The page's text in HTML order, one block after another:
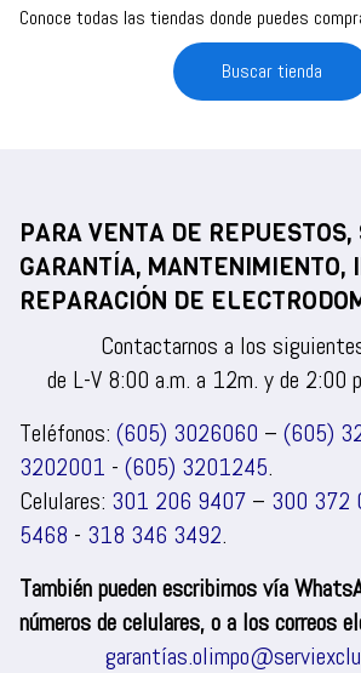
Conoce todas las tiendas donde puedes
Buscar tienda
PARA VENTA DE REPUESTOS,
GARANTÍA, MANTENIMIENTO,
REPARACIÓN DE
Contactarnos a los
de L-V 8:00 a.m. a 12m. y de 2:00
Teléfonos: (605) 3026060 – (605)
3202001 - (605) 3201245.
Celulares: 301 206 9407 – 300 372
5468 - 318 346 3492.
También pueden escribirnos vía
números de celulares, o a los correos